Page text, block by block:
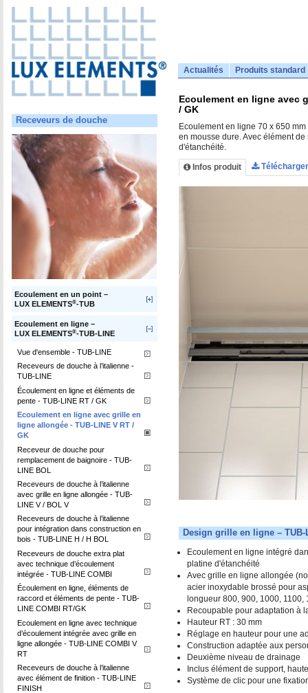
Actualités Produits standard
Receveurs de douche
Ecoulement en un point –
LUX ELEMENTS®-TUB
Ecoulement en ligne –
LUX ELEMENTS®-TUB-LINE
Vue d'ensemble - TUB-LINE
Receveurs de douche à l’italienne -
TUB-LINE
Écoulement en ligne et éléments de
pente - TUB-LINE RT / GK
Ecoulement en ligne avec grille en
ligne allongée - TUB-LINE V RT /
GK
Receveur de douche pour
remplacement de baignoire - TUB-
LINE BOL
Receveurs de douche à l’italienne
avec grille en ligne allongée - TUB-
LINE V / BOL V
Receveurs de douche à l’italienne
pour intégration dans construction en
bois - TUB-LINE H / H BOL
Receveurs de douche extra plat
avec technique d’écoulement
intégrée - TUB-LINE COMBI
Écoulement en ligne, éléments de
raccord et éléments de pente - TUB-
LINE COMBI RT/GK
Ecoulement en ligne avec technique
d’écoulement intégrée avec grille en
ligne allongée - TUB-LINE COMBI V
RT
Receveurs de douche à l’italienne
avec élément de finition - TUB-LINE
FINISH
Ecoulement en ligne avec
/ GK
Ecoulement en ligne 70 x 650
en mousse dure. Avec élément
d'étanchéité.
Infos produit
Design grille en ligne – TUB-
Ecoulement en ligne intégré
platine d'étanchéité
Avec grille en ligne allongée
acier inoxydable brossé pour
longueur 800, 900, 1000, 1100,
Recoupable pour adaptation à
Hauteur RT : 30 mm
Réglage en hauteur pour une
Construction adaptée aux
Deuxième niveau de drainage
Inclus élément de support,
Système de clic pour une